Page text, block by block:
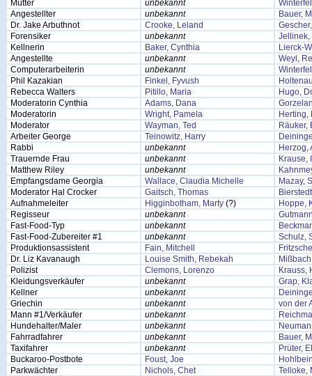
Mutter
unbekannt
Angestellter
unbekannt
Bauer,
Dr. Jake Arbuthnot
Crooke, Leland
Forensiker
unbekannt
Jellinek,
Kellnerin
Baker, Cynthia
Lierck-
Angestellte
unbekannt
Weyl,
Computerarbeiterin
unbekannt
Phil Kazakian
Finkel, Fyvush
Rebecca Walters
Pitillo, Maria
Hugo,
Moderatorin Cynthia
Adams, Dana
Moderatorin
Wright, Pamela
Herting,
Moderator
Wayman, Ted
Räuker,
Arbeiter George
Teinowitz, Harry
Rabbi
unbekannt
Herzog,
Trauernde Frau
unbekannt
Krause,
Matthew Riley
unbekannt
Empfangsdame Georgia
Wallace, Claudia Michelle
Mazay,
Moderator Hal Crocker
Gaitsch, Thomas
Aufnahmeleiter
Higginbotham, Marty (?)
Hoppe,
Regisseur
unbekannt
Fast-Food-Typ
unbekannt
Fast-Food-Zubereiter #1
unbekannt
Schulz,
Produktionsassistent
Fain, Mitchell
Dr. Liz Kavanaugh
Louise Smith, Rebekah
Polizist
Clemons, Lorenzo
Krauss,
Kleidungsverkäufer
unbekannt
Grap,
Kellner
unbekannt
Griechin
unbekannt
von der
Mann #1/Verkäufer
unbekannt
Hundehalter/Maler
unbekannt
Fahrradfahrer
unbekannt
Bauer,
Taxifahrer
unbekannt
Prüter,
Buckaroo-Postbote
Foust, Joe
Parkwächter
Nichols, Chet
Telloke,